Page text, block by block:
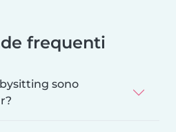
frequenti
sono